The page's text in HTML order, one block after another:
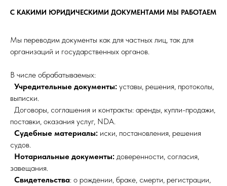
С КАКИМИ ЮРИДИЧЕСКИМИ ДОКУМЕНТАМИ МЫ РАБОТАЕМ
Мы переводим документы как для частных лиц, так для
организаций и государственных органов.
В числе обрабатываемых:
Учредительные документы: уставы, решения, протоколы,
выписки.
Договоры, соглашения и контракты: аренды, купли-продажи,
поставки, оказания услуг, NDA.
Судебные материалы: иски, постановления, решения
судов.
Нотариальные документы: доверенности, согласия,
завещания.
Свидетельства: о рождении, браке, смерти, регистрации,